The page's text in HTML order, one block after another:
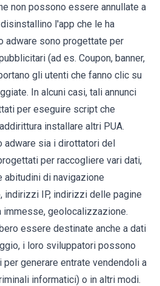
non possono essere annullate a
l'app che le ha
adware sono progettate per
(ad es. Coupon, banner,
gli utenti che fanno clic su
In alcuni casi, tali annunci
per eseguire script che
installare altri PUA.
adware sia i dirottatori del
per raccogliere vari dati,
abitudini di navigazione
indirizzi IP, indirizzi delle pagine
immesse, geolocalizzazione.
essere destinate anche a dati
i loro sviluppatori possono
generare entrate vendendoli a
informatici) o in altri modi.